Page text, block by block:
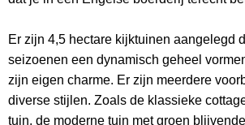
Er zijn 4,5 hectare kijktuinen aangelegd
seizoenen een dynamisch geheel
zijn eigen charme. Er zijn meerdere
diverse stijlen. Zoals de klassieke
tuin, de moderne tuin met groen